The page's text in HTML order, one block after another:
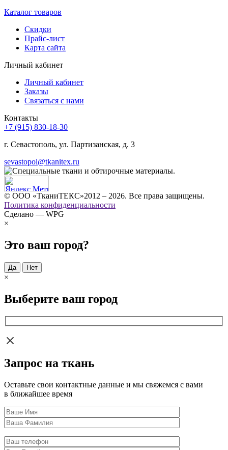
Каталог товаров
Скидки
Прайс-лист
Карта сайта
Личный кабинет
Личный кабинет
Заказы
Связаться с нами
Контакты
+7 (915) 830-18-30
г. Севастополь, ул. Партизанская, д. 3
sevastopol@tkanitex.ru
© ООО «ТканиТЕКС»2012 – 2026. Все права защищены.
Политика конфиденциальности
Сделано — WPG
×
Это ваш город?
Да Нет
×
Выберите ваш город
Запрос на ткань
Оставьте свои контактные данные и мы свяжемся с вами
в ближайшее время